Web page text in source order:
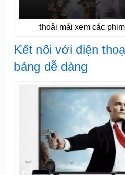
thoải mái xem các
Kết nối với điện
bảng dễ dàng